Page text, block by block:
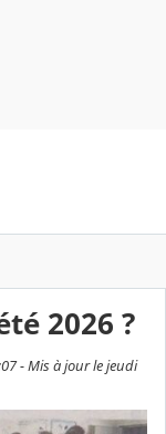
2026 ?
- Mis à jour le jeudi